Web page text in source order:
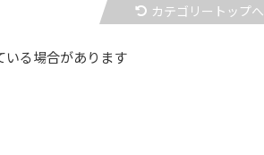
カテゴリートップへ
いる場合があります